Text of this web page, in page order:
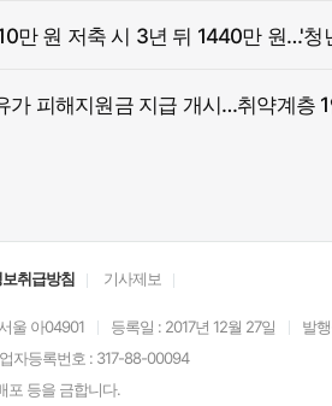
만 원 저축 시 3년 뒤 1440만 원…'청
가 피해지원금 지급 개시…취약계층
취급방침 기사제보
울 아04901 등록일 : 2017년 12월 27일
발
자등록번호 : 317-88-00094
포 등을 금합니다.